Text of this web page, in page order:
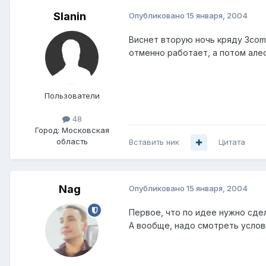
Slanin
Пользователи
48
Город: Московская
область
Опубликовано 15 января, 2004
Виснет вторую ночь кряду
отменно работает, а потом
Вставить ник Цитата
Nag Опубликовано 15 января, 2004
Первое, что по идее нужно
А вообще, надо смотреть